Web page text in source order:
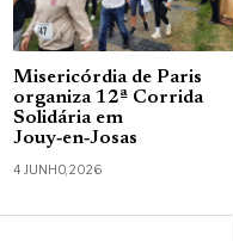
Misericórdia de Paris
organiza 12ª Corrida
Solidária em
Jouy‑en‑Josas
4 JUNHO, 2026